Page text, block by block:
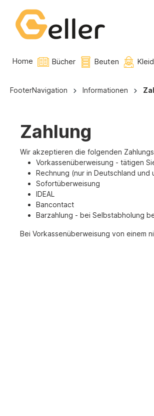
Home Bücher Beuten
FooterNavigation Informationen
Zahlung
Wir akzeptieren die folgenden
Vorkassenüberweisung - tätigen
Rechnung (nur in Deutschland
Sofortüberweisung
IDEAL
Bancontact
Barzahlung - bei Selbstabholung
Bei Vorkassenüberweisung von einem